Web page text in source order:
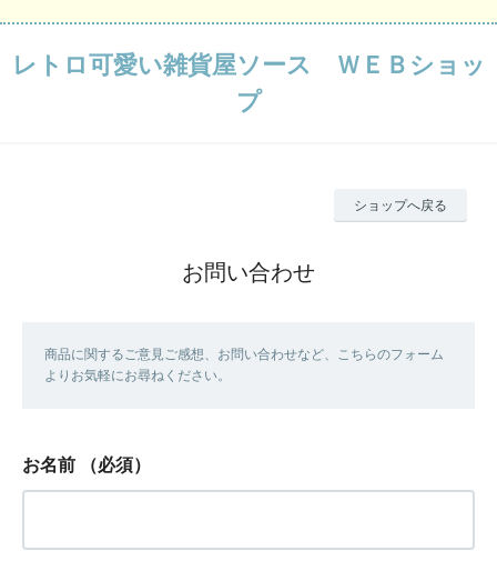
レトロ可愛い雑貨屋ソース ＷＥＢショッ
プ
ショップへ戻る
お問い合わせ
商品に関するご意見ご感想、お問い合わせなど、こちらのフォーム
よりお気軽にお尋ねください。
お名前 （必須）